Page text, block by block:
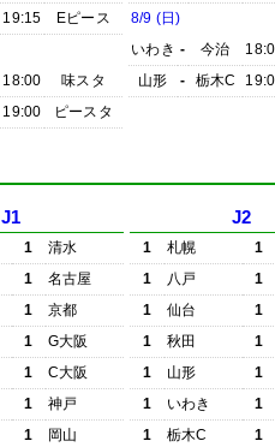
19:15
Eピース
18:00
味スタ
19:00 ピースタ
8/9 (日)
いわき - 今治
山形
- 栃木C
J1
1
清水
1
名古屋
1
京都
1
G大阪
1
C大阪
1
神戸
1
岡山
J2
1 札幌
1
1
八戸
1
1
仙台
1
1
秋田
1
1
山形
1
1
いわき
1
1
栃木C
1